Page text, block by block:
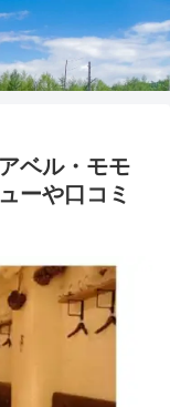
ベル・モモ
ーや口コミ